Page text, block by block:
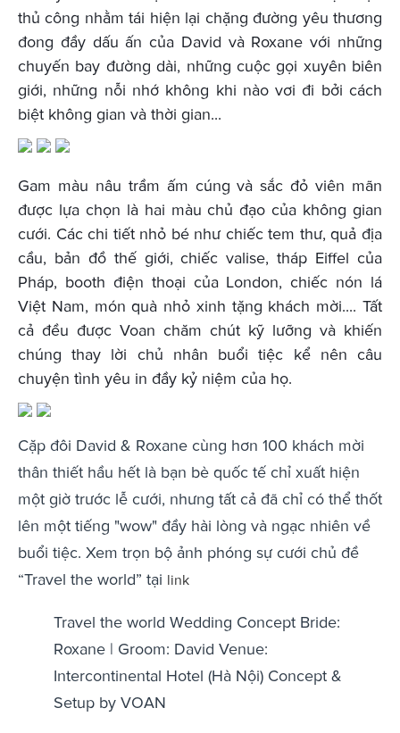
thủ công nhằm tái hiện lại chặng đường yêu thương
đong đầy dấu ấn của David và Roxane với những
chuyến bay đường dài, những cuộc gọi xuyên biên
giới, những nỗi nhớ không khi nào vơi đi bởi cách
biệt không gian và thời gian...
Gam màu nâu trầm ấm cúng và sắc đỏ viên mãn
được lựa chọn là hai màu chủ đạo của không gian
cưới. Các chi tiết nhỏ bé như chiếc tem thư, quả địa
cầu, bản đồ thế giới, chiếc valise, tháp Eiffel của
Pháp, booth điện thoại của London, chiếc nón lá
Việt Nam, món quà nhỏ xinh tặng khách mời.... Tất
cả đều được Voan chăm chút kỹ lưỡng và khiến
chúng thay lời chủ nhân buổi tiệc kể nên câu
chuyện tình yêu in đầy kỷ niệm của họ.
Cặp đôi David & Roxane cùng hơn 100 khách mời
thân thiết hầu hết là bạn bè quốc tế chỉ xuất hiện
một giờ trước lễ cưới, nhưng tất cả đã chỉ có thể thốt
lên một tiếng "wow" đầy hài lòng và ngạc nhiên về
buổi tiệc. Xem trọn bộ ảnh phóng sự cưới chủ đề
“Travel the world” tại link
Travel the world Wedding Concept Bride:
Roxane | Groom: David Venue:
Intercontinental Hotel (Hà Nội) Concept &
Setup by VOAN